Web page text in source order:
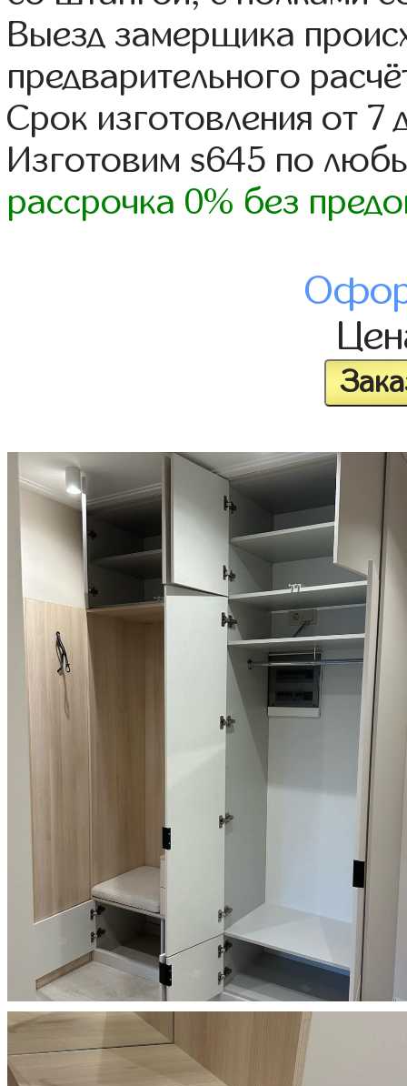
Выезд замерщика
предварительного
Срок изготовления от 7
Изготовим s645 по
рассрочка 0% без